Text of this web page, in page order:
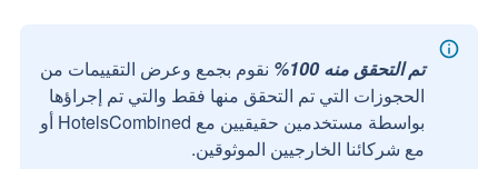
تم التحقق منه 100%
نقوم بجمع وعرض التقييمات من
الحجوزات التي تم التحقق منها فقط والتي تم إجراؤها
بواسطة مستخدمين حقيقيين مع HotelsCombined أو
مع شركائنا الخارجيين الموثوقين.